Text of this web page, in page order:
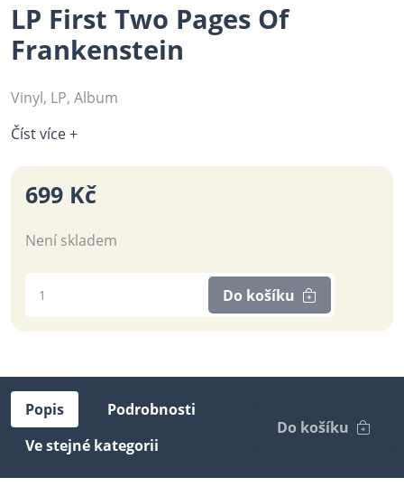
LP First Two Pages Of
Frankenstein
Vinyl, LP, Album
Číst více +
699 Kč
Není skladem
Do košíku
Popis
Podrobnosti
Ve stejné kategorii
Do košíku